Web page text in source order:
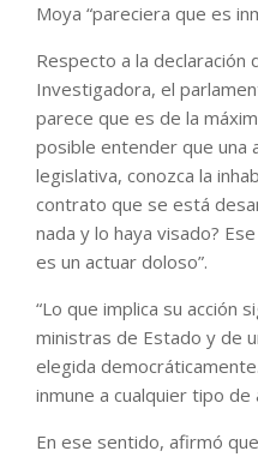
Moya “pareciera que es
Respecto a la declaración
Investigadora, el
parece que es de la
posible entender que una
legislativa, conozca la
contrato que se está
nada y lo haya visado?
es un actuar doloso”.
“Lo que implica su acción
ministras de Estado y de
elegida
inmune a cualquier tipo de
En ese sentido, afirmó